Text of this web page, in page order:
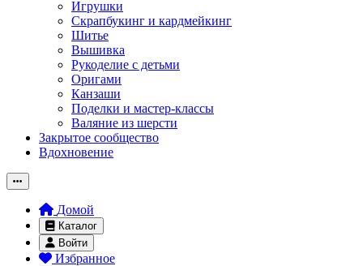
Игрушки
Скрапбукинг и кардмейкинг
Шитье
Вышивка
Рукоделие с детьми
Оригами
Канзаши
Поделки и мастер-классы
Валяние из шерсти
Закрытое сообщество
Вдохновение
Домой
Каталог
Войти
Избранное